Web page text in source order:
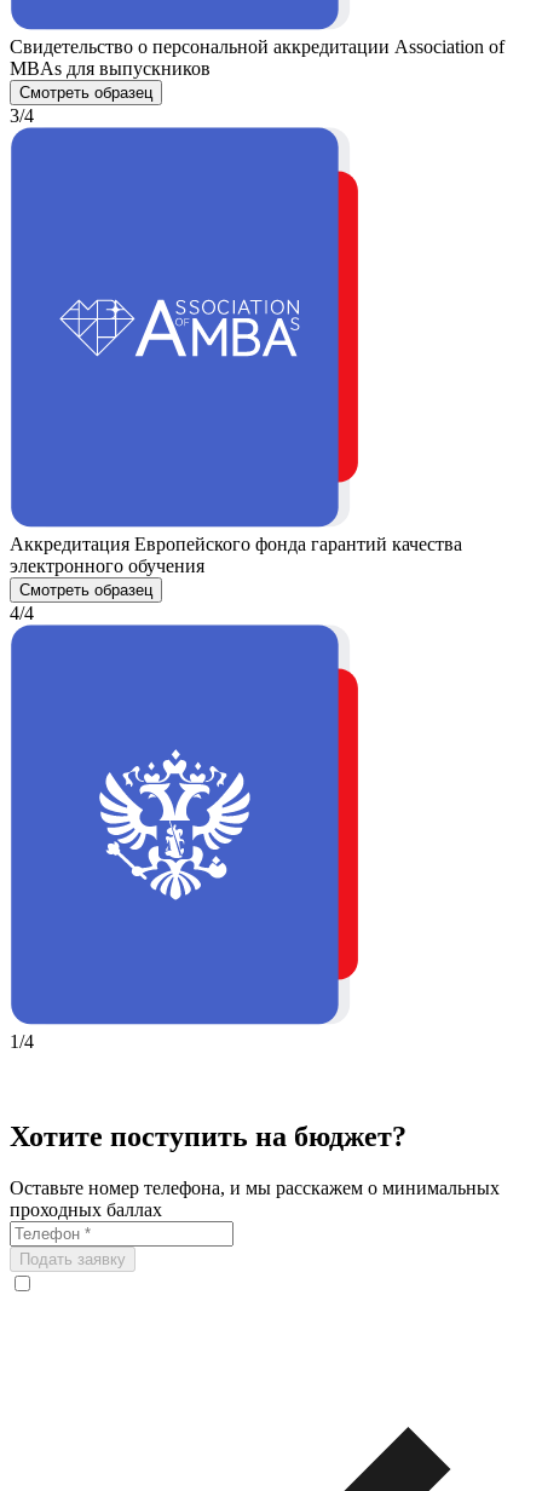
Свидетельство о персональной аккредитации Association of
MBAs для выпускников
Смотреть образец
3/4
Аккредитация Европейского фонда гарантий качества
электронного обучения
Смотреть образец
4/4
1/4
Хотите поступить на бюджет?
Оставьте номер телефона, и мы расскажем о минимальных
проходных баллах
Подать заявку